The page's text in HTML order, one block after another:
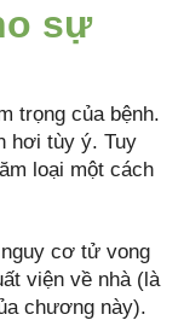
sự
trọng của bệnh.
hơi tùy ý. Tuy
loại một cách
cơ tử vong
viện về nhà (là
chương này).